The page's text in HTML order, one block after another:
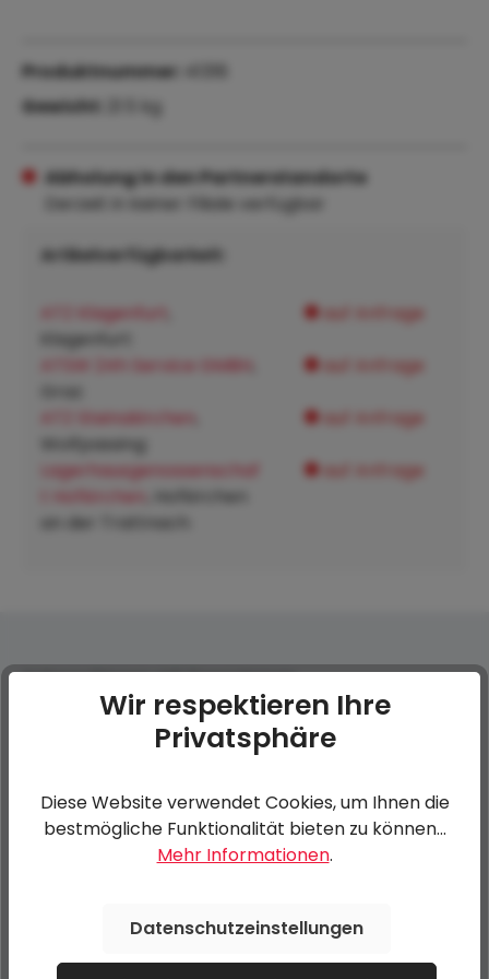
Abholung in den Partnerstandorte
Derzeit in keiner Filiale verfügbar
Artikelverfügbarkeit:
ATZ Klagenfurt
Klagenfurt:
auf Anfrage
ATSW 24h Service GMBH auf Anfrage
ATZ Steinakirchen
Wolfpassing:
auf Anfrage
Lagerhausgenossenschaf
t Hofkirchen
, Hofkirchen
an der Trattnach:
auf Anfrage
Produktnummer:
Gewicht:
21.5 kg
Ankerschienen mit Sperrstange
Durchschnittliche Bewertung von 0 von 5 Sternen
Bewerten Sie dieses Produkt!
Bewertung schreiben
Wir respektieren Ihre
Privatsphäre
Diese Website verwendet Cookies, um Ihnen die
bestmögliche Funktionalität bieten zu können...
Mehr Informationen.
Datenschutzeinstellungen